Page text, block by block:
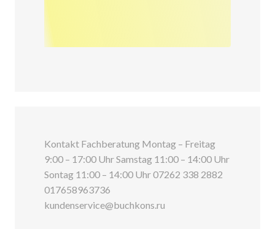
Kontakt Fachberatung Montag – Freitag
9:00 – 17:00 Uhr Samstag 11:00 – 14:00 Uhr
Sontag 11:00 – 14:00 Uhr 07262 338 2882
017658963736
kundenservice@buchkons.ru